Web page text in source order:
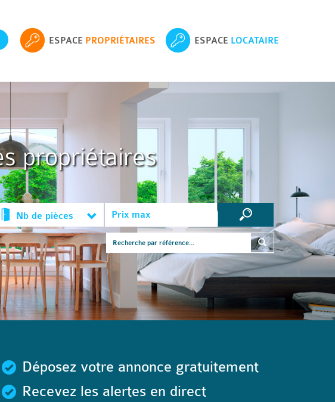
ESPACE PROPRIÉTAIRES ESPACE LOCATAIRE
propriétaires
Nb de pièces
Déposez votre annonce gratuitement
Recevez les alertes en direct